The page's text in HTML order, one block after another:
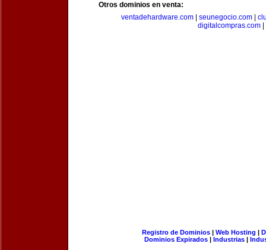
Otros dominios en venta:
ventadehardware.com| seunegocio.com|
digitalcompras.com
Registro de Dominios| Web Hosting |
Dominios Expirados | Industrias |